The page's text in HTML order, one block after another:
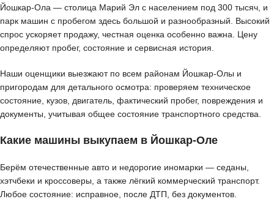
Йошкар-Ола — столица Марий Эл с населением под 300 тысяч, и
парк машин с пробегом здесь большой и разнообразный. Высокий
спрос ускоряет продажу, честная оценка особенно важна. Цену
определяют пробег, состояние и сервисная история.
Наши оценщики выезжают по всем районам Йошкар-Олы и
пригородам для детального осмотра: проверяем техническое
состояние, кузов, двигатель, фактический пробег, повреждения и
документы, учитывая общее состояние транспортного средства.
Какие машины выкупаем в Йошкар-Оле
Берём отечественные авто и недорогие иномарки — седаны,
хэтчбеки и кроссоверы, а также лёгкий коммерческий транспорт.
Любое состояние: исправное, после ДТП, без документов.